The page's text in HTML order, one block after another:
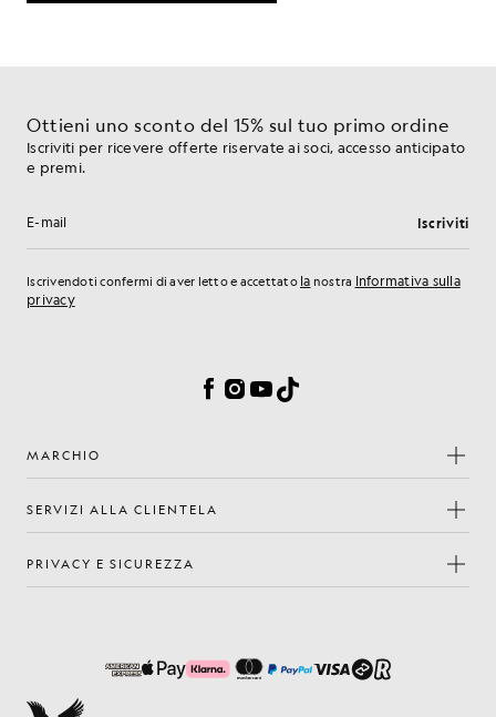
Ottieni uno sconto del 15% sul tuo primo ordine
Iscriviti per ricevere offerte riservate ai soci, accesso anticipato
e premi.
Indirizzo e-mail Iscriviti
Iscrivendoti confermi di aver letto e accettato la nostra Informativa sulla
privacy
Facebook
Instagram
YouTube
TikTok
MARCHIO
SERVIZI ALLA CLIENTELA
PRIVACY E SICUREZZA